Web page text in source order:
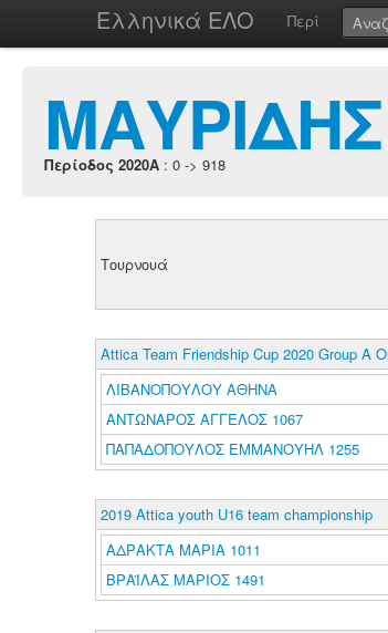
Ελληνικά ΕΛΟ Περί
Περίοδος 2020A : 0 -> 918
Τουρνουά
Attica Team Friendship Cup 2020 Group A
ΛΙΒΑΝΟΠΟΥΛΟΥ ΑΘΗΝΑ
ΑΝΤΩΝΑΡΟΣ ΑΓΓΕΛΟΣ 1067
ΠΑΠΑΔΟΠΟΥΛΟΣ ΕΜΜΑΝΟΥΗΛ 1255
2019 Attica youth U16 team championship
ΑΔΡΑΚΤΑ ΜΑΡΙΑ 1011
ΒΡΑΪΛΑΣ ΜΑΡΙΟΣ 1491